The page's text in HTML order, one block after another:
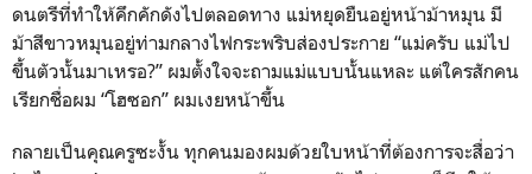
ดนตรีที่ทำให้คึกคักดังไปตลอดทาง แม่หยุดยืนอยู่หน้าม้าหมุน มี
ม้าสีขาวหมุนอยู่ท่ามกลางไฟกระพริบส่องประกาย “แม่ครับ แม่ไป
ขึ้นตัวนั้นมาเหรอ?” ผมตั้งใจจะถามแม่แบบนั้นแหละ แต่ใครสักคน
เรียกชื่อผม “โฮซอก” ผมเงยหน้าขึ้น
กลายเป็นคุณครูซะงั้น ทุกคนมองผมด้วยใบหน้าที่ต้องการจะสื่อว่า